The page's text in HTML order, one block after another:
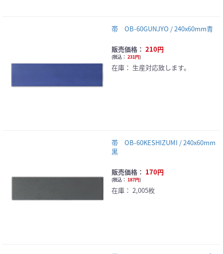
帯 OB-60GUNJYO / 240x60mm青
販売価格： 210円
(税込： 231円)
在庫： 生産対応致します。
帯 OB-60KESHIZUMI / 240x60mm
黒
販売価格： 170円
(税込： 187円)
在庫： 2,005枚